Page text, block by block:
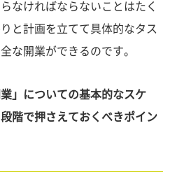
なければならないことはたく
と計画を立てて具体的なタス
な開業ができるのです。
業」についての基本的なスケ
階で押さえておくべきポイン